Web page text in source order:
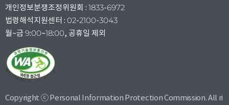
개인정보분쟁조정위원회 : 1833-6972
법령해석지원센터 : 02-2100-3043
월~금 9:00~18:00, 공휴일 제외
Copyright ⓒ Personal Information Protection Commission. All ri